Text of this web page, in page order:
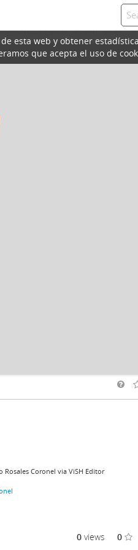
esta web y obtener
que acepta el uso de
Rosales Coronel via ViSH Editor
0views 0